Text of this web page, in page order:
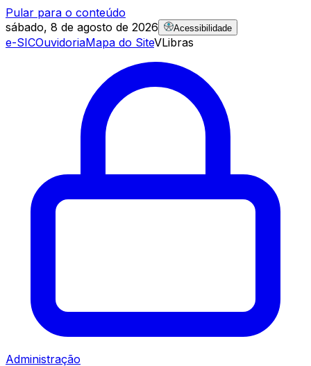
Pular para o conteúdo
sábado, 8 de agosto de 2026
Acessibilidade
e-SICOuvidoriaMapa do SiteVLibras
Administração